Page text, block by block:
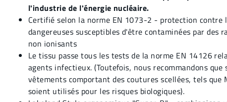
l'industrie de l'énergie nucléaire.
Certifié selon la norme EN 1073-2 - protection contre
dangereuses susceptibles d'être contaminées par des
non ionisants
Le tissu passe tous les tests de la norme EN 14126
agents infectieux. (Toutefois, nous recommandons que
vêtements comportant des coutures scellées, tels que
soient utilisés pour les risques biologiques).